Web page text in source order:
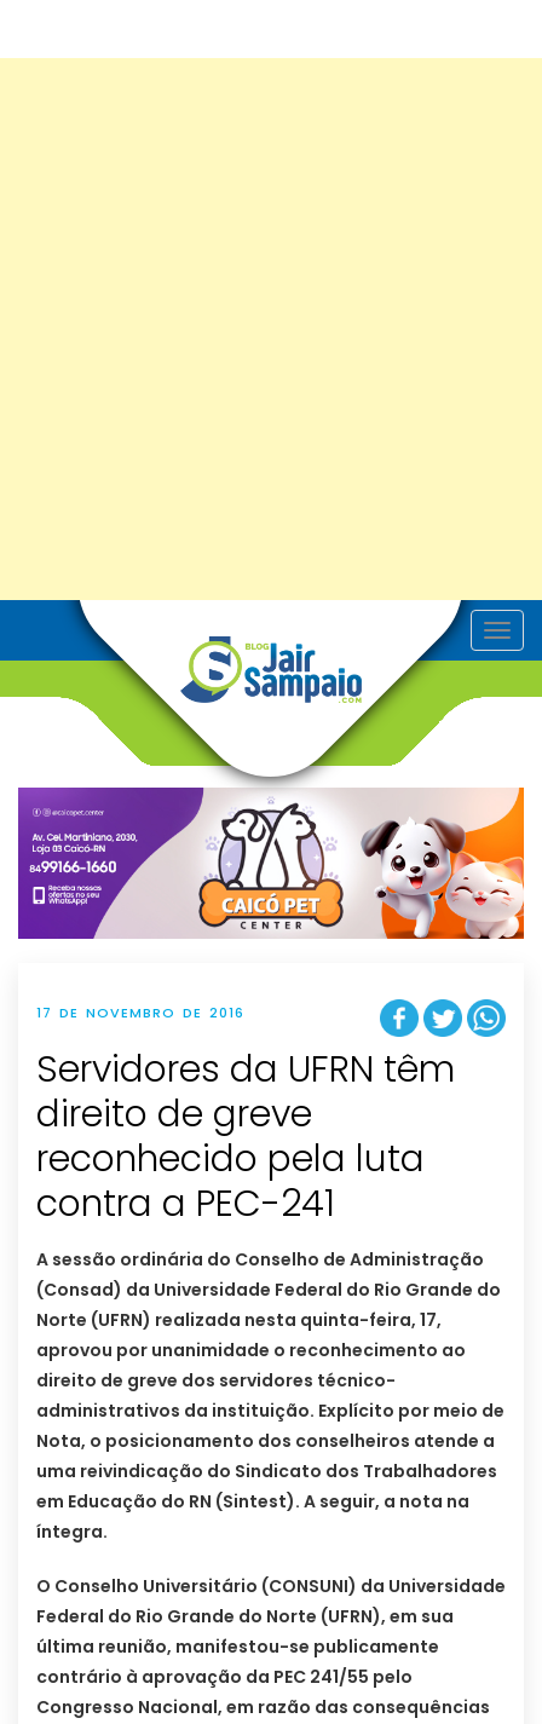
T
o
v
g
t
i
o
n
17 DE NOVEMBRO DE 2016
Servidores da UFRN têm
direito de greve
reconhecido pela luta
contra a PEC-241
A sessão ordinária do Conselho de Administração
(Consad) da Universidade Federal do Rio Grande do
Norte (UFRN) realizada nesta quinta-feira, 17,
aprovou por unanimidade o reconhecimento ao
direito de greve dos servidores técnico-
administrativos da instituição. Explícito por meio de
Nota, o posicionamento dos conselheiros atende a
uma reivindicação do Sindicato dos Trabalhadores
em Educação do RN (Sintest). A seguir, a nota na
íntegra.
O Conselho Universitário (CONSUNI) da Universidade
Federal do Rio Grande do Norte (UFRN), em sua
última reunião, manifestou-se publicamente
contrário à aprovação da PEC 241/55 pelo
Congresso Nacional, em razão das consequências